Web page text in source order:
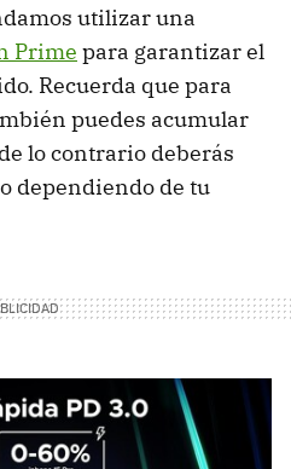
utilizar una
Prime para garantizar el
Recuerda que para
puedes acumular
lo contrario deberás
dependiendo de tu